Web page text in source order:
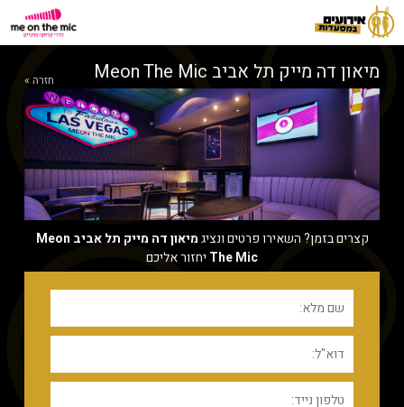
חזרה » מיאון דה מייק תל אביב Meon The Mic
קצרים בזמן? השאירו פרטים ונציג
מיאון דה מייק תל אביב Meon
The Mic יחזור אליכם